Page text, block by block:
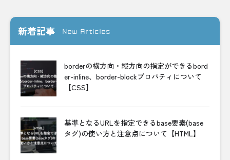
新着記事 New Articles
borderの横方向・縦方向の指定ができるbord
er-inline、border-blockプロパティについて
【CSS】
基準となるURLを指定できるbase要素(base
タグ)の使い方と注意点について【HTML】